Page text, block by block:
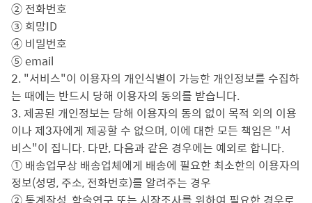
② 전화번호
③ 희망ID
④ 비밀번호
⑤ email
2. "서비스"이 이용자의 개인식별이 가능한 개인정보를 수집하
는 때에는 반드시 당해 이용자의 동의를 받습니다.
3. 제공된 개인정보는 당해 이용자의 동의 없이 목적 외의 이용
이나 제3자에게 제공할 수 없으며, 이에 대한 모든 책임은 "서
비스"이 집니다. 다만, 다음과 같은 경우에는 예외로 합니다.
① 배송업무상 배송업체에게 배송에 필요한 최소한의 이용자의
정보(성명, 주소, 전화번호)를 알려주는 경우